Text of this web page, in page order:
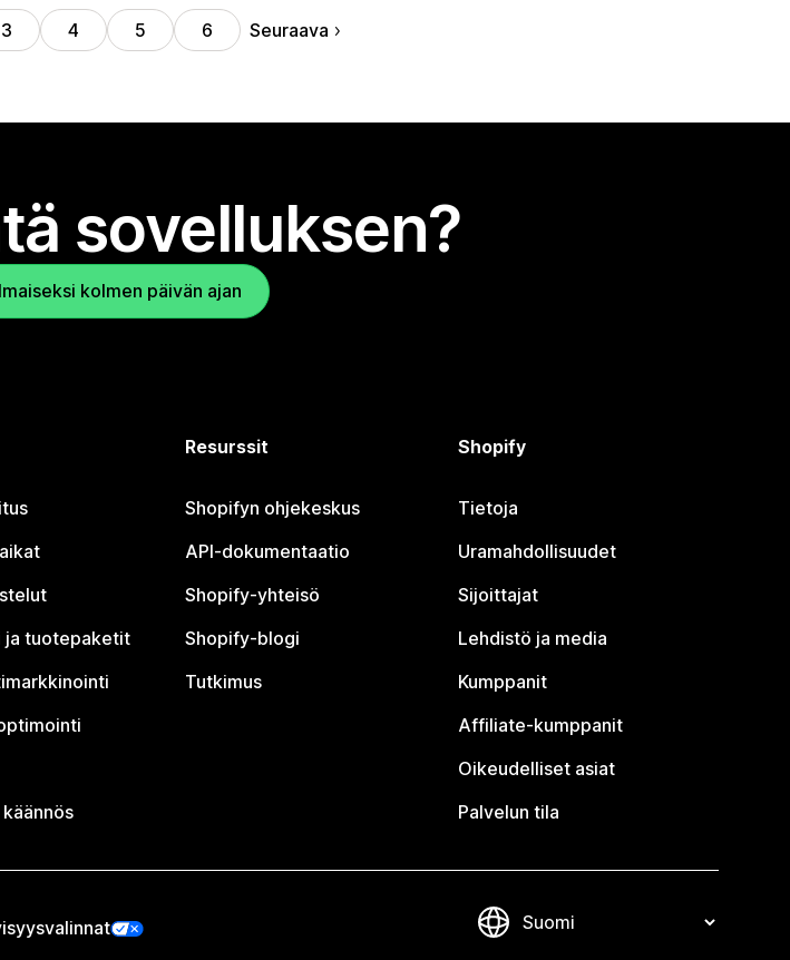
3 4 5 6 Seuraava
sovelluksen?
kolmen päivän ajan
ja tuotepaketit
Resurssit
Shopifyn ohjekeskus
API-dokumentaatio
Shopify-yhteisö
Shopify-blogi
Tutkimus
Shopify
Tietoja
Uramahdollisuudet
Sijoittajat
Lehdistö ja media
Kumppanit
Affiliate-kumppanit
Oikeudelliset asiat
Palvelun tila